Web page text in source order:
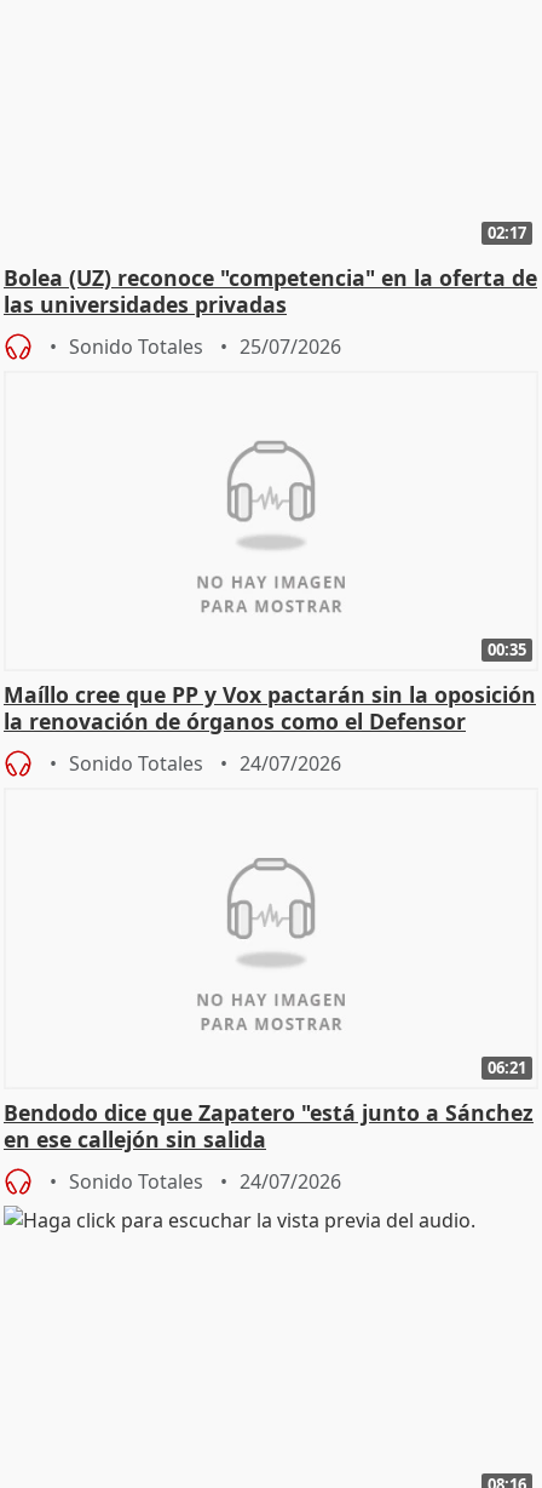
02:17
Bolea (UZ) reconoce "competencia" en la oferta de
las universidades privadas
Sonido Totales 25/07/2026
00:35
Maíllo cree que PP y Vox pactarán sin la oposición
la renovación de órganos como el Defensor
Sonido Totales 24/07/2026
06:21
Bendodo dice que Zapatero "está junto a Sánchez
en ese callejón sin salida
Sonido Totales 24/07/2026